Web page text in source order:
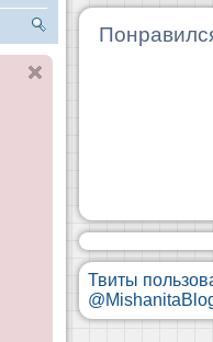
ск
Твиты